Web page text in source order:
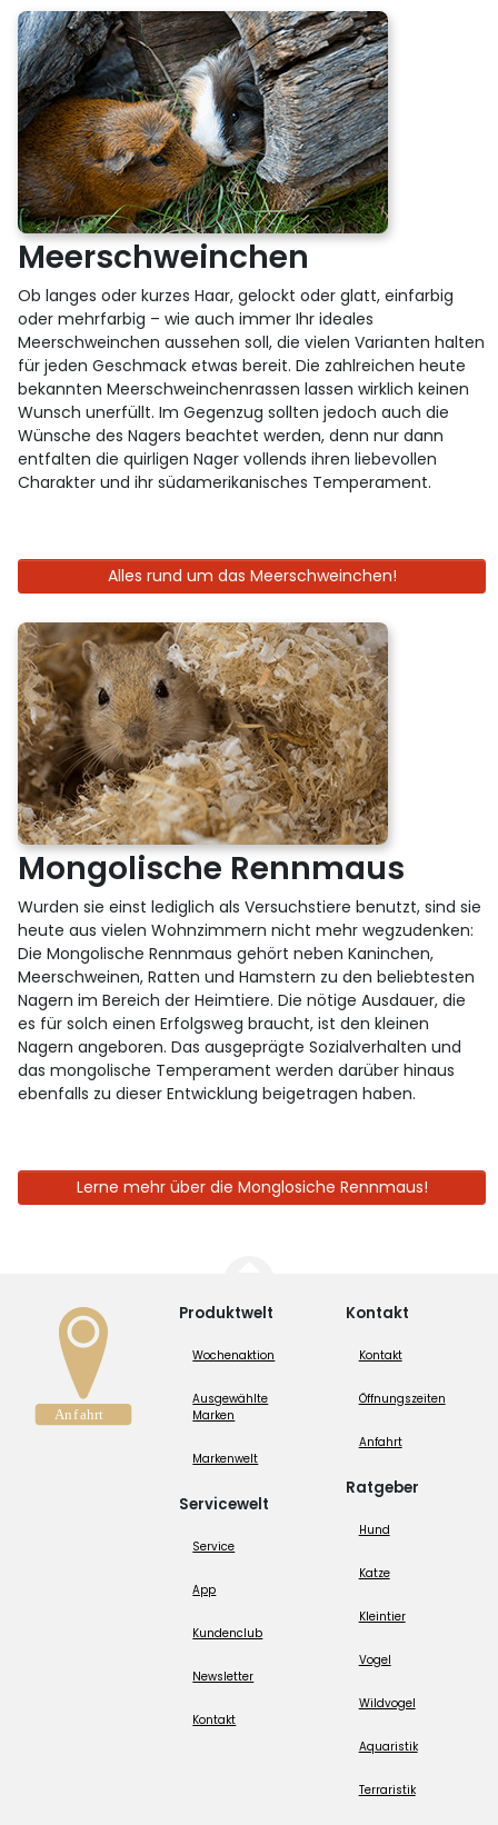
Meerschweinchen
Ob langes oder kurzes Haar, gelockt oder glatt, einfarbig
oder mehrfarbig – wie auch immer Ihr ideales
Meerschweinchen aussehen soll, die vielen Varianten halten
für jeden Geschmack etwas bereit. Die zahlreichen heute
bekannten Meerschweinchenrassen lassen wirklich keinen
Wunsch unerfüllt. Im Gegenzug sollten jedoch auch die
Wünsche des Nagers beachtet werden, denn nur dann
entfalten die quirligen Nager vollends ihren liebevollen
Charakter und ihr südamerikanisches Temperament.
Alles rund um das Meerschweinchen!
Mongolische Rennmaus
Wurden sie einst lediglich als Versuchstiere benutzt, sind sie
heute aus vielen Wohnzimmern nicht mehr wegzudenken:
Die Mongolische Rennmaus gehört neben Kaninchen,
Meerschweinen, Ratten und Hamstern zu den beliebtesten
Nagern im Bereich der Heimtiere. Die nötige Ausdauer, die
es für solch einen Erfolgsweg braucht, ist den kleinen
Nagern angeboren. Das ausgeprägte Sozialverhalten und
das mongolische Temperament werden darüber hinaus
ebenfalls zu dieser Entwicklung beigetragen haben.
Lerne mehr über die Monglosiche Rennmaus!
Produktwelt
Wochenaktion
Ausgewählte
Marken
Markenwelt
Servicewelt
Service
App
Kundenclub
Newsletter
Kontakt
Kontakt
Kontakt
Öffnungszeiten
Anfahrt
Ratgeber
Hund
Katze
Kleintier
Vogel
Wildvogel
Aquaristik
Terraristik